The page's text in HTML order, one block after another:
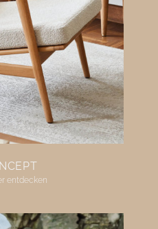
entdecken